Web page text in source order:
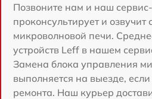
Позвоните нам и наш
проконсультирует и озвучит
микроволновой печи.
устройств Leff в нашем
Замена блока управления
выполняется на выезде,
ремонта. Наш курьер